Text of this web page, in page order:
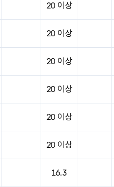
20 이상
20 이상
20 이상
20 이상
20 이상
20 이상
16.3